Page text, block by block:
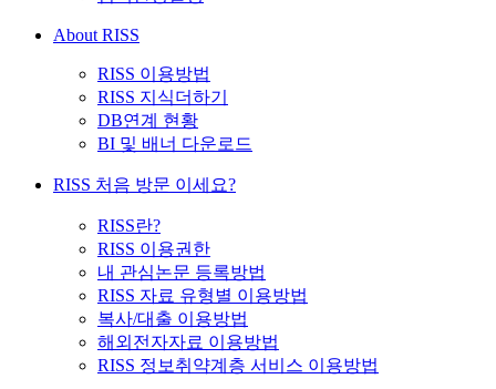
About RISS
RISS 이용방법
RISS 지식더하기
DB연계 현황
BI 및 배너 다운로드
RISS 처음 방문 이세요?
RISS란?
RISS 이용권한
내 관심논문 등록방법
RISS 자료 유형별 이용방법
복사/대출 이용방법
해외전자자료 이용방법
RISS 정보취약계층 서비스 이용방법